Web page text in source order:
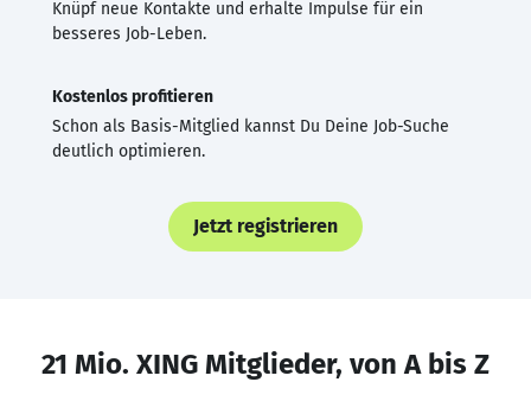
Knüpf neue Kontakte und erhalte Impulse für ein
besseres Job-Leben.
Kostenlos profitieren
Schon als Basis-Mitglied kannst Du Deine Job-Suche
deutlich optimieren.
Jetzt registrieren
21 Mio. XING Mitglieder, von A bis Z